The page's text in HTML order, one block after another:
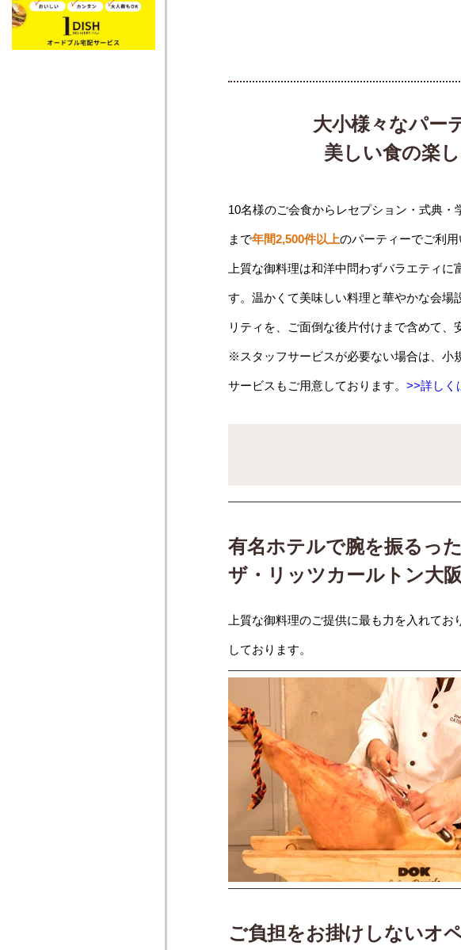
大小様々なパー
美しい食の楽
10名様のご会食からレセプション・式典
まで年間2,500件以上のパーティーでご利用
上質な御料理は和洋中問わずバラエティ
す。温かくて美味しい料理と華やかな会場
リティを、ご面倒な後片付けまで含めて、
※スタッフサービスが必要ない場合は、小
サービスもご用意しております。 >>詳しく
有名ホテルで腕を振るっ
ザ・リッツカールトン大
上質な御料理のご提供に最も力を入れてお
しております。
ご負担をお掛けしないオ